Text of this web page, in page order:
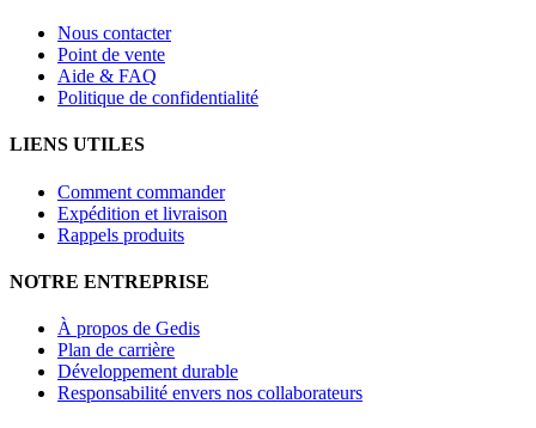
Nous contacter
Point de vente
Aide & FAQ
Politique de confidentialité
LIENS UTILES
Comment commander
Expédition et livraison
Rappels produits
NOTRE ENTREPRISE
À propos de Gedis
Plan de carrière
Développement durable
Responsabilité envers nos collaborateurs